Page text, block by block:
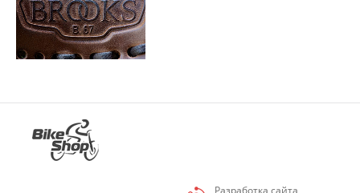
Разработка сайта